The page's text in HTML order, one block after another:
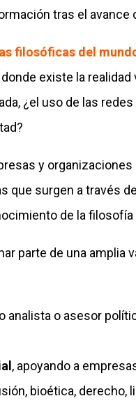
tras el
filosóficas del
existe la
¿el uso de las
y
que surgen a través
de la
parte de una amplia
analista o asesor
, apoyando a
bioética, derecho,